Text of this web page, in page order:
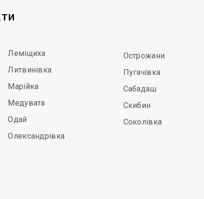
Леміщиха
Литвинівка
Марійка
Медувата
Одай
Олександрівка
Острожани
Пугачівка
Сабадаш
Скибин
Соколівка